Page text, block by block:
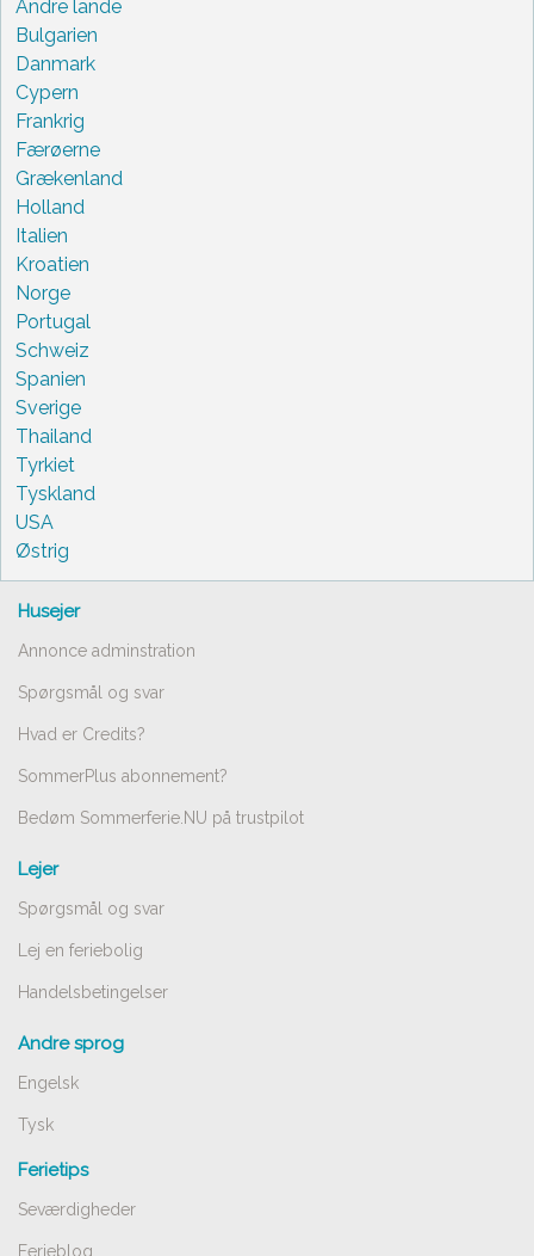
Andre lande
Bulgarien
Danmark
Cypern
Frankrig
Færøerne
Grækenland
Holland
Italien
Kroatien
Norge
Portugal
Schweiz
Spanien
Sverige
Thailand
Tyrkiet
Tyskland
USA
Østrig
Husejer
Annonce adminstration
Spørgsmål og svar
Hvad er Credits?
SommerPlus abonnement?
Bedøm Sommerferie.NU på trustpilot
Lejer
Spørgsmål og svar
Lej en feriebolig
Handelsbetingelser
Andre sprog
Engelsk
Tysk
Ferietips
Seværdigheder
Ferieblog